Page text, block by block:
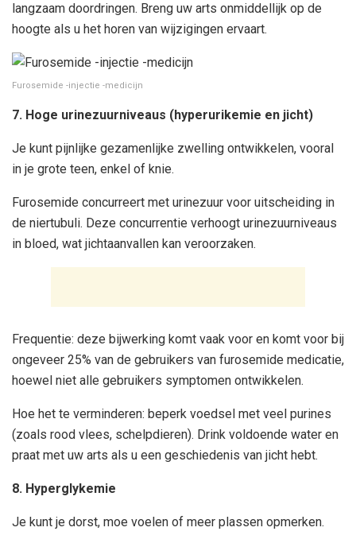
langzaam doordringen. Breng uw arts onmiddellijk op de
hoogte als u het horen van wijzigingen ervaart.
Furosemide -injectie -medicijn
7. Hoge urinezuurniveaus (hyperurikemie en jicht)
Je kunt pijnlijke gezamenlijke zwelling ontwikkelen, vooral
in je grote teen, enkel of knie.
Furosemide concurreert met urinezuur voor uitscheiding in
de niertubuli. Deze concurrentie verhoogt urinezuurniveaus
in bloed, wat jichtaanvallen kan veroorzaken.
Frequentie: deze bijwerking komt vaak voor en komt voor bij
ongeveer 25% van de gebruikers van furosemide medicatie,
hoewel niet alle gebruikers symptomen ontwikkelen.
Hoe het te verminderen: beperk voedsel met veel purines
(zoals rood vlees, schelpdieren). Drink voldoende water en
praat met uw arts als u een geschiedenis van jicht hebt.
8. Hyperglykemie
Je kunt je dorst, moe voelen of meer plassen opmerken.